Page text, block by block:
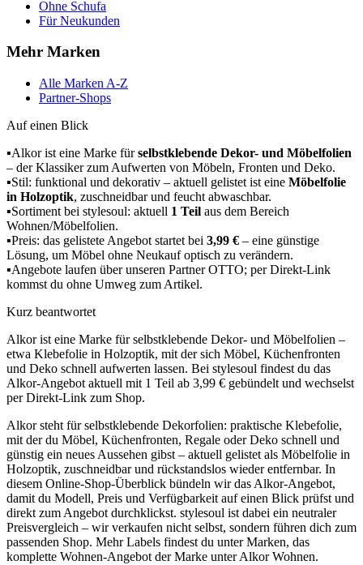
Ohne Schufa
Für Neukunden
Mehr Marken
Alle Marken A-Z
Partner-Shops
Auf einen Blick
▪Alkor ist eine Marke fürselbstklebende Dekor- und Möbelfolien
– der Klassiker zum Aufwerten von Möbeln, Fronten und Deko.
▪Stil: funktional und dekorativ – aktuell gelistet ist eine Möbelfolie
in Holzoptik, zuschneidbar und feucht abwaschbar.
▪Sortiment bei stylesoul: aktuell 1 Teil aus dem Bereich
Wohnen/Möbelfolien.
▪Preis: das gelistete Angebot startet bei 3,99 € – eine günstige
Lösung, um Möbel ohne Neukauf optisch zu verändern.
▪Angebote laufen über unseren Partner OTTO; per Direkt-Link
kommst du ohne Umweg zum Artikel.
Kurz beantwortet
Alkor ist eine Marke für selbstklebende Dekor- und Möbelfolien –
etwa Klebefolie in Holzoptik, mit der sich Möbel, Küchenfronten
und Deko schnell aufwerten lassen. Bei stylesoul findest du das
Alkor-Angebot aktuell mit 1 Teil ab 3,99 € gebündelt und wechselst
per Direkt-Link zum Shop.
Alkor steht für selbstklebende Dekorfolien: praktische Klebefolie,
mit der du Möbel, Küchenfronten, Regale oder Deko schnell und
günstig ein neues Aussehen gibst – aktuell gelistet als Möbelfolie in
Holzoptik, zuschneidbar und rückstandslos wieder entfernbar. In
diesem Online-Shop-Überblick bündeln wir das Alkor-Angebot,
damit du Modell, Preis und Verfügbarkeit auf einen Blick prüfst und
direkt zum Angebot durchklickst. stylesoul ist dabei ein neutraler
Preisvergleich – wir verkaufen nicht selbst, sondern führen dich zum
passenden Shop. Mehr Labels findest du unter Marken, das
komplette Wohnen-Angebot der Marke unter Alkor Wohnen.